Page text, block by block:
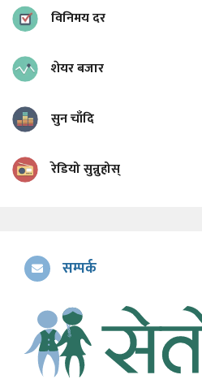
विनिमय दर
शेयर बजार
सुन चाँदि
रेडियो सुन्नुहोस्
सम्पर्क